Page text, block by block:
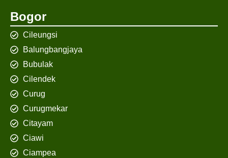
Bogor
Cileungsi
Balungbangjaya
Bubulak
Cilendek
Curug
Curugmekar
Citayam
Ciawi
Ciampea